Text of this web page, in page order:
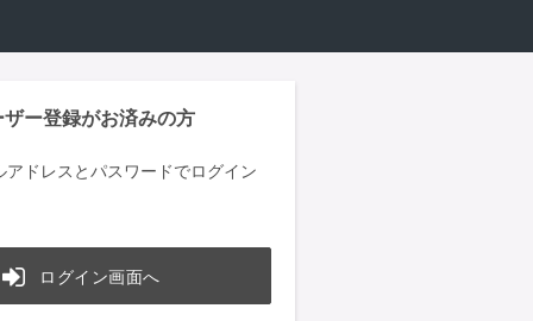
ザー登録がお済みの方
アドレスとパスワードでログイン
ログイン画面へ